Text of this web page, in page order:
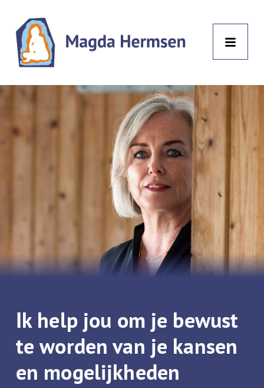
Magda
Hermsen
Ik help jou om je bewust
te worden van je kansen
en mogelijkheden